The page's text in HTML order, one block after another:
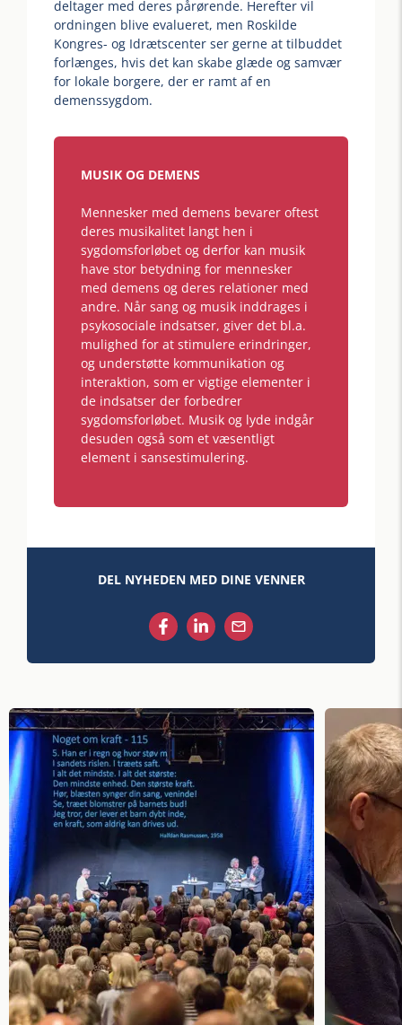
deltager med deres pårørende. Herefter vil
ordningen blive evalueret, men Roskilde
Kongres- og Idrætscenter ser gerne at tilbuddet
forlænges, hvis det kan skabe glæde og samvær
for lokale borgere, der er ramt af en
demenssygdom.
MUSIK OG DEMENS
Mennesker med demens bevarer oftest
deres musikalitet langt hen i
sygdomsforløbet og derfor kan musik
have stor betydning for mennesker
med demens og deres relationer med
andre. Når sang og musik inddrages i
psykosociale indsatser, giver det bl.a.
mulighed for at stimulere erindringer,
og understøtte kommunikation og
interaktion, som er vigtige elementer i
de indsatser der forbedrer
sygdomsforløbet. Musik og lyde indgår
desuden også som et væsentligt
element i sansestimulering.
DEL NYHEDEN MED DINE VENNER